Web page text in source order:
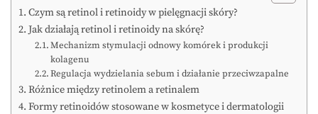
Czym są retinol i retinoidy w pielęgnacji skóry?
Jak działają retinol i retinoidy na skórę?
Mechanizm stymulacji odnowy komórek i produkcji
kolagenu
Regulacja wydzielania sebum i działanie przeciwzapalne
Różnice między retinolem a retinalem
Formy retinoidów stosowane w kosmetyce i dermatologii